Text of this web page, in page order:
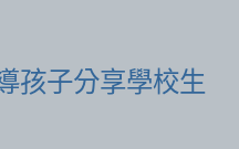
孩子分享學校生